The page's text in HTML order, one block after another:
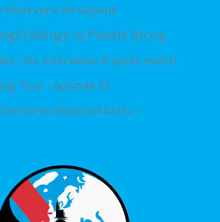
Noël venu de Guyane
by Planète Racing
: les interviews d'après match
Tour : épisode 51
en National battu !